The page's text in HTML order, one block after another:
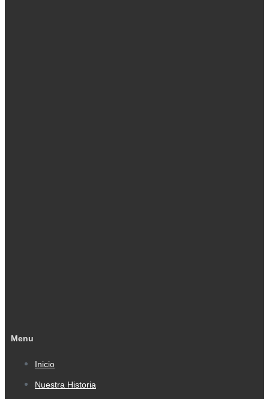
Menu
Inicio
Nuestra Historia